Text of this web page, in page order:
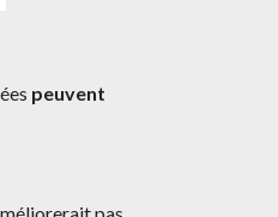
peuvent